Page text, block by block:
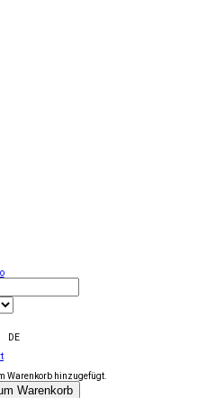
DE
Warenkorb hinzugefügt.
Warenkorb